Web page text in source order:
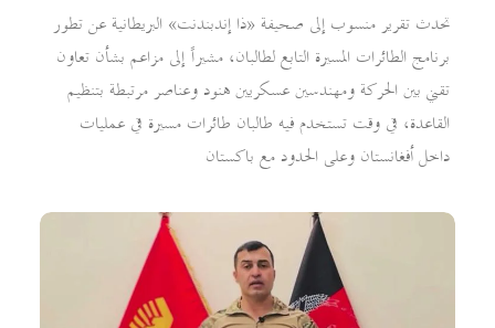
تحدث تقرير منسوب إلى صحيفة «ذا إندبندنت» البريطانية عن تطور
برنامج الطائرات المسيرة التابع لطالبان، مشيراً إلى مزاعم بشأن تعاون
تقني بين الحركة ومهندسين عسكريين هنود وعناصر مرتبطة بتنظيم
القاعدة، في وقت تستخدم فيه طالبان طائرات مسيرة في عمليات
داخل أفغانستان وعلى الحدود مع باكستان